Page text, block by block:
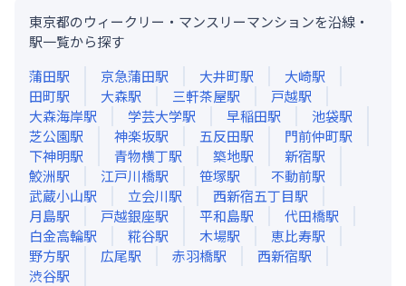
東京都のウィークリー・マンスリーマンションを沿線・
駅一覧から探す
蒲田駅 京急蒲田駅 大井町駅 大崎駅
田町駅 大森駅 三軒茶屋駅 戸越駅
大森海岸駅 学芸大学駅 早稲田駅 池袋駅
芝公園駅 神楽坂駅 五反田駅 門前仲町駅
下神明駅 青物横丁駅 築地駅 新宿駅
鮫洲駅 江戸川橋駅 笹塚駅 不動前駅
武蔵小山駅 立会川駅 西新宿五丁目駅
月島駅 戸越銀座駅 平和島駅 代田橋駅
白金高輪駅 糀谷駅 木場駅 恵比寿駅
野方駅 広尾駅 赤羽橋駅 西新宿駅
渋谷駅